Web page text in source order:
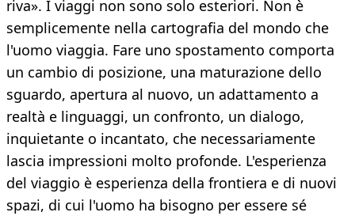
riva». I viaggi non sono solo esteriori. Non è
semplicemente nella cartografia del mondo che
l'uomo viaggia. Fare uno spostamento comporta
un cambio di posizione, una maturazione dello
sguardo, apertura al nuovo, un adattamento a
realtà e linguaggi, un confronto, un dialogo,
inquietante o incantato, che necessariamente
lascia impressioni molto profonde. L'esperienza
del viaggio è esperienza della frontiera e di nuovi
spazi, di cui l'uomo ha bisogno per essere sé